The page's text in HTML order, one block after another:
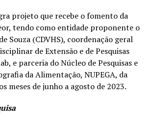
projeto que recebe o fomento da
tendo como entidade proponente o
Souza (CDVHS), coordenação geral
de Extensão e de Pesquisas
e parceria do Núcleo de Pesquisas e
da Alimentação, NUPEGA, da
meses de junho a agosto de 2023.